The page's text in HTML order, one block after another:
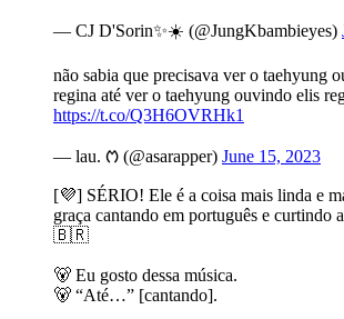
— CJ D'Sorin✨️☀️ (@JungKbambieyes)
não sabia que precisava ver o taehyung ouvindo elis
regina até ver o taehyung ouvindo elis
https://t.co/Q3H6OVRHk1
— lau. ᱬ (@asarapper) June 15, 2023
[💜] SÉRIO! Ele é a coisa mais linda e mais cheia de
graça cantando em português e curtindo
🇧🇷
🐻 Eu gosto dessa música.
🐻 “Até…” [cantando].